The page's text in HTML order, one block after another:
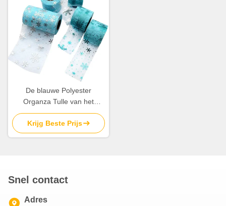
De blauwe Polyester
Organza Tulle van het
Sneeuwvlokpatroon rolt Stof
15.2cm
Krijg Beste Prijs
Snel contact
Adres